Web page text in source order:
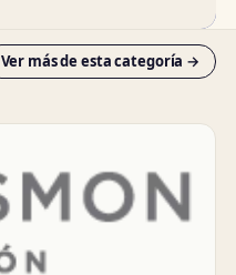
Ver más de esta categoría →